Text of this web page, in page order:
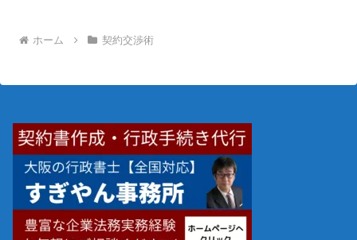
ホーム 契約交渉術